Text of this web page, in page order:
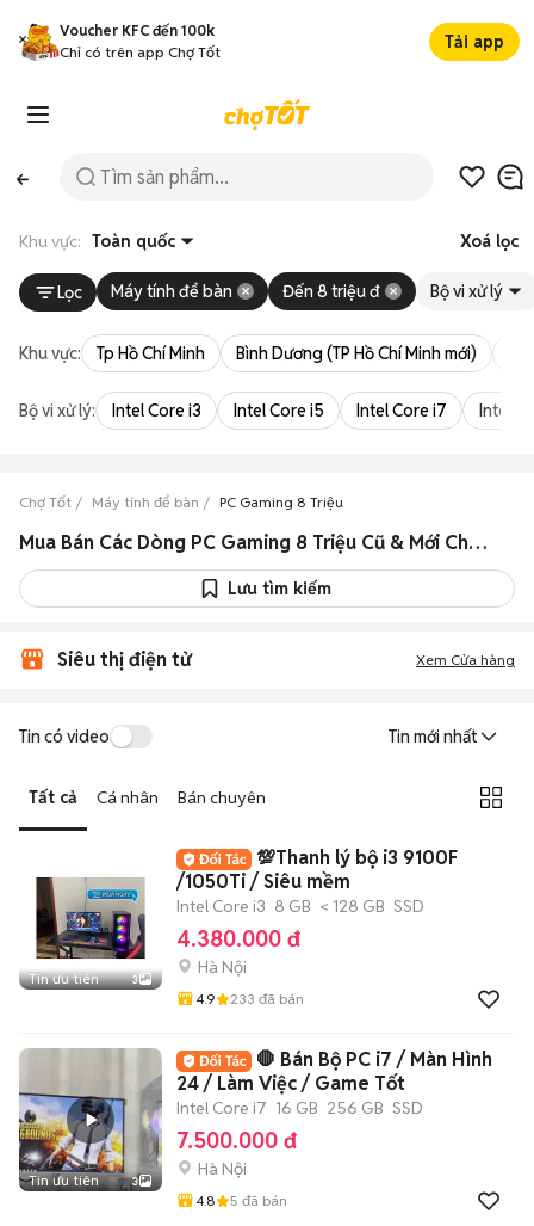
Voucher KFC đến 100k
Chỉ có trên app Chợ Tốt
Tải app
Khu vực: Toàn quốc Xoá lọc
Lọc Máy tính để bàn Đến 8 triệu đ Bộ vi xử lý
Khu vực: Tp Hồ Chí Minh Bình Dương (TP Hồ Chí Minh mới)
Bộ vi xử lý: Intel Core i3 Intel Core i5 Intel Core i7 Intel
Chợ Tốt Máy tính để bàn PC Gaming 8 Triệu
Mua Bán Các Dòng PC Gaming 8 Triệu Cũ & Mới Chính Hãng Giá Rẻ
Lưu tìm kiếm
Siêu thị điện tử Xem Cửa hàng
Tin có video Tin mới nhất
Tất cả Cá nhân Bán chuyên
Tin ưu tiên 3
💯Thanh lý bộ i3 9100F
/1050Ti / Siêu mềm
Intel Core i3 8 GB < 128 GB SSD
4.380.000 đ
Hà Nội
4.9 233 đã bán
Tin ưu tiên 3
🛑 Bán Bộ PC i7 / Màn Hình
24 / Làm Việc / Game Tốt
Intel Core i7 16 GB 256 GB SSD
7.500.000 đ
Hà Nội
4.8 5 đã bán